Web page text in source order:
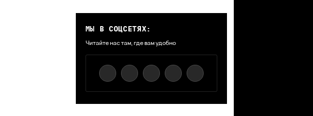
МЫ В СОЦСЕТЯХ:
Читайте нас там, где вам удобно